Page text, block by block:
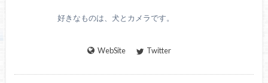
好きなものは、犬とカメラです。
WebSite Twitter